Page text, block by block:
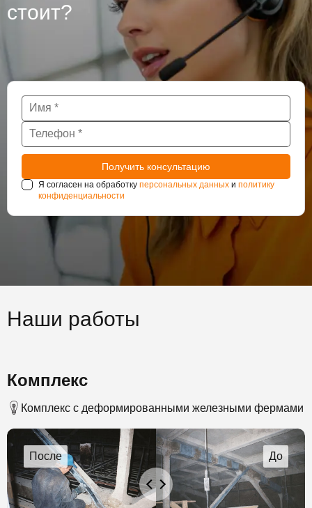
стоит?
Я согласен на обработку персональных данных и политику
конфиденциальности
Наши работы
Комплекс
Комплекс с деформированными железными фермами